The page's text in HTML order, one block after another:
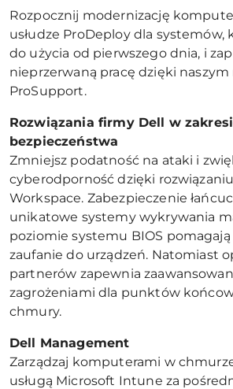
Rozpocznij modernizację
usłudze ProDeploy dla systemów,
do użycia od pierwszego dnia, i
nieprzerwaną pracę dzięki
ProSupport.
Rozwiązania firmy Dell w
bezpieczeństwa
Zmniejsz podatność na ataki i
cyberodporność dzięki
Workspace. Zabezpieczenie
unikatowe systemy wykrywania
poziomie systemu BIOS
zaufanie do urządzeń. Natomiast
partnerów zapewnia
zagrożeniami dla punktów
chmury.
Dell Management
Zarządzaj komputerami w
usługą Microsoft Intune za